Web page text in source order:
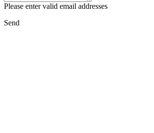
Please enter valid email addresses
Send